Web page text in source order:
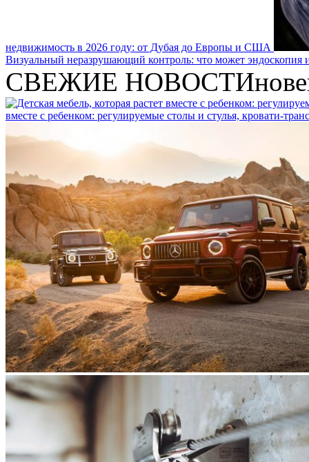
недвижимость в 2026 году: от Дубая до Европы и США
Визуальный неразрушающий контроль: что может эндоскопия
СВЕЖИЕ НОВОСТИ
вместе с ребенком: регулируемые столы и стулья, кровати-